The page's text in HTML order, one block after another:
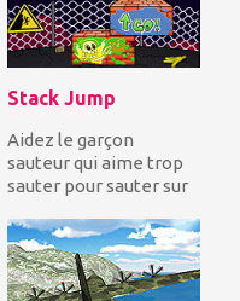
Stack Jump
Aidez le garçon
sauteur qui aime trop
sauter pour sauter sur
tombent les unes...